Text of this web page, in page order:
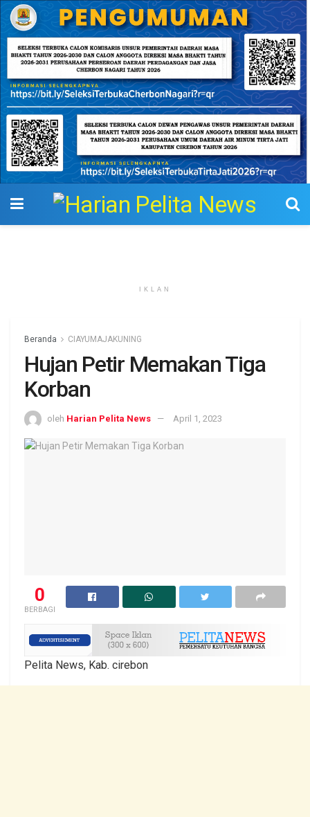
IKLAN
Beranda CIAYUMAJAKUNING
Hujan Petir Memakan Tiga
Korban
oleh Harian Pelita News April 1, 2023
0
BERBAGI
Pelita News, Kab. cirebon